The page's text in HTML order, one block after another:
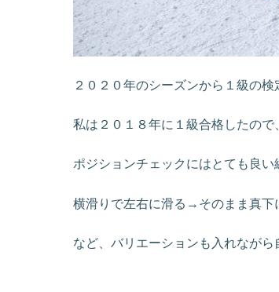
２０２０年のシーズンから１級の
私は２０１８年に１級合格したので
ポジションチェックにはとても良い
横滑りで左右に滑る→そのまま真
など、バリエーションも入れなが